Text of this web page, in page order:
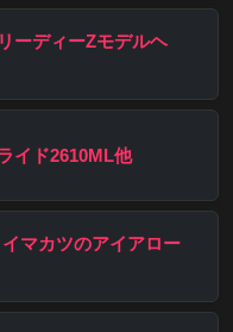
ーディーZモデルヘ
イド2610ML他
マカツのアイアロー